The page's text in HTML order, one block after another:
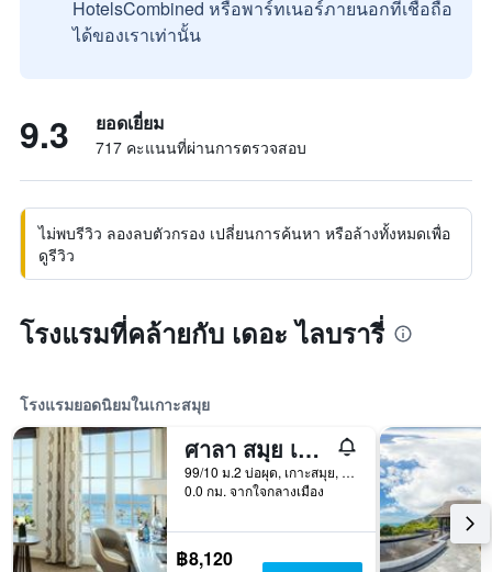
HotelsCombined หรือพาร์ทเนอร์ภายนอกที่เชื่อถือ
ได้ของเราเท่านั้น
9.3 ยอดเยี่ยม
717 คะแนนที่ผ่านการตรวจสอบ
ไม่พบรีวิว ลองลบตัวกรอง เปลี่ยนการค้นหา หรือล้างทั้งหมดเพื่อ
ดูรีวิว
โรงแรมที่คล้ายกับ เดอะ ไลบรารี่
โรงแรมยอดนิยมในเกาะสมุย
ศาลา สมุย เฉวง บีช รีสอร์ท
99/10 ม.2 บ่อผุด, เกาะสมุย, ประเทศไทย
0.0 กม. จากใจกลางเมือง
฿8,120